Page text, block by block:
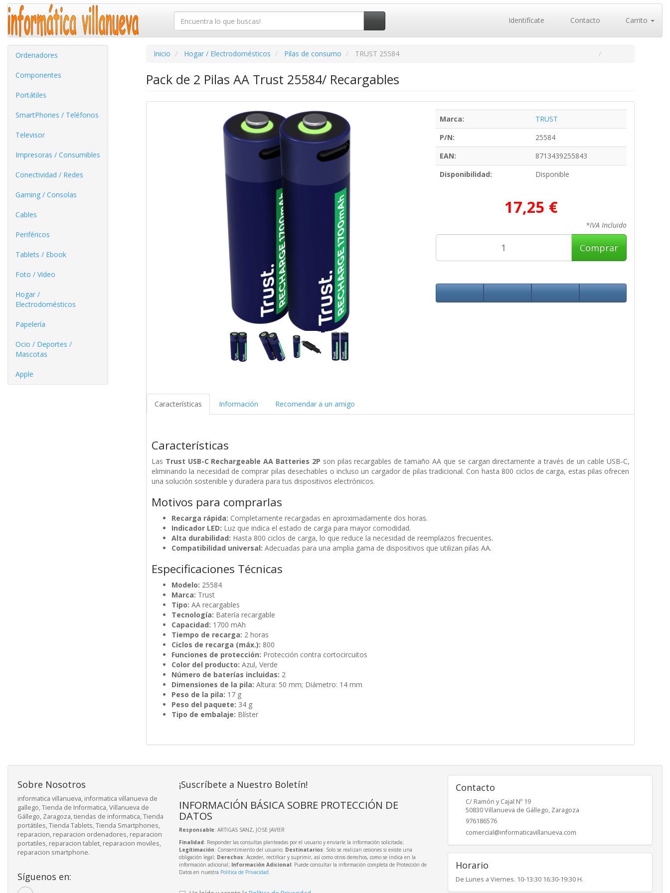
Identifícate Contacto Carrito
Ordenadores
Componentes
Portátiles
SmartPhones / Teléfonos
Televisor
Impresoras / Consumibles
Conectividad / Redes
Gaming / Consolas
Cables
Periféricos
Tablets / Ebook
Foto / Video
Hogar /
Electrodomésticos
Papelería
Ocio / Deportes /
Mascotas
Apple
Inicio Hogar / Electrodomésticos Pilas de consumo TRUST 25584
Pack de 2 Pilas AA Trust 25584/ Recargables
Marca:
TRUST
P/N:
25584
EAN:
8713439255843
Disponibilidad:
Disponible
17,25 €
*IVA Incluido
Comprar
Características Información Recomendar a un amigo
Características
Las Trust USB-C Rechargeable AA Batteries 2P son pilas recargables de tamaño AA que se cargan directamente a través de un cable USB-C,
eliminando la necesidad de comprar pilas desechables o incluso un cargador de pilas tradicional. Con hasta 800 ciclos de carga, estas pilas ofrecen
una solución sostenible y duradera para tus dispositivos electrónicos.
Motivos para comprarlas
Recarga rápida: Completamente recargadas en aproximadamente dos horas.
Indicador LED: Luz que indica el estado de carga para mayor comodidad.
Alta durabilidad: Hasta 800 ciclos de carga, lo que reduce la necesidad de reemplazos frecuentes.
Compatibilidad universal: Adecuadas para una amplia gama de dispositivos que utilizan pilas AA.
Especificaciones Técnicas
Modelo: 25584
Marca: Trust
Tipo: AA recargables
Tecnología: Batería recargable
Capacidad: 1700 mAh
Tiempo de recarga: 2 horas
Ciclos de recarga (máx.): 800
Funciones de protección: Protección contra cortocircuitos
Color del producto: Azul, Verde
Número de baterías incluidas: 2
Dimensiones de la pila: Altura: 50 mm; Diámetro: 14 mm
Peso de la pila: 17 g
Peso del paquete: 34 g
Tipo de embalaje: Blíster
Sobre Nosotros
informatica villanueva, informatica villanueva de
gallego, Tienda de Informatica, Villanueva de
Gállego, Zaragoza, tiendas de informatica, Tienda
portátiles, Tienda Tablets, Tienda Smartphones,
reparacion, reparacion ordenadores, reparacion
portatiles, reparacion tablet, reparacion moviles,
reparacion smartphone.
Síguenos en:
¡Suscríbete a Nuestro Boletín!
INFORMACIÓN BÁSICA SOBRE PROTECCIÓN DE
DATOS
Responsable: ARTIGAS SANZ, JOSE JAVIER
Finalidad: Responder las consultas planteadas por el usuario y enviarle la información solicitada;
Legitimación: Consentimiento del usuario; Destinatarios: Solo se realizan cesiones si existe una
obligación legal; Derechos: Acceder, rectificar y suprimir, así como otros derechos, como se indica en la
información adicional; Información Adicional: Puede consultar la información completa de Protección de
Datos en nuestra Política de Privacidad.
Contacto
C/ Ramón y Cajal Nº 19
50830Villanueva de Gállego, Zaragoza
976186576
comercial@informaticavillanueva.com
Horario
De Lunes a Viernes. 10-13:30 16:30-19:30 H.